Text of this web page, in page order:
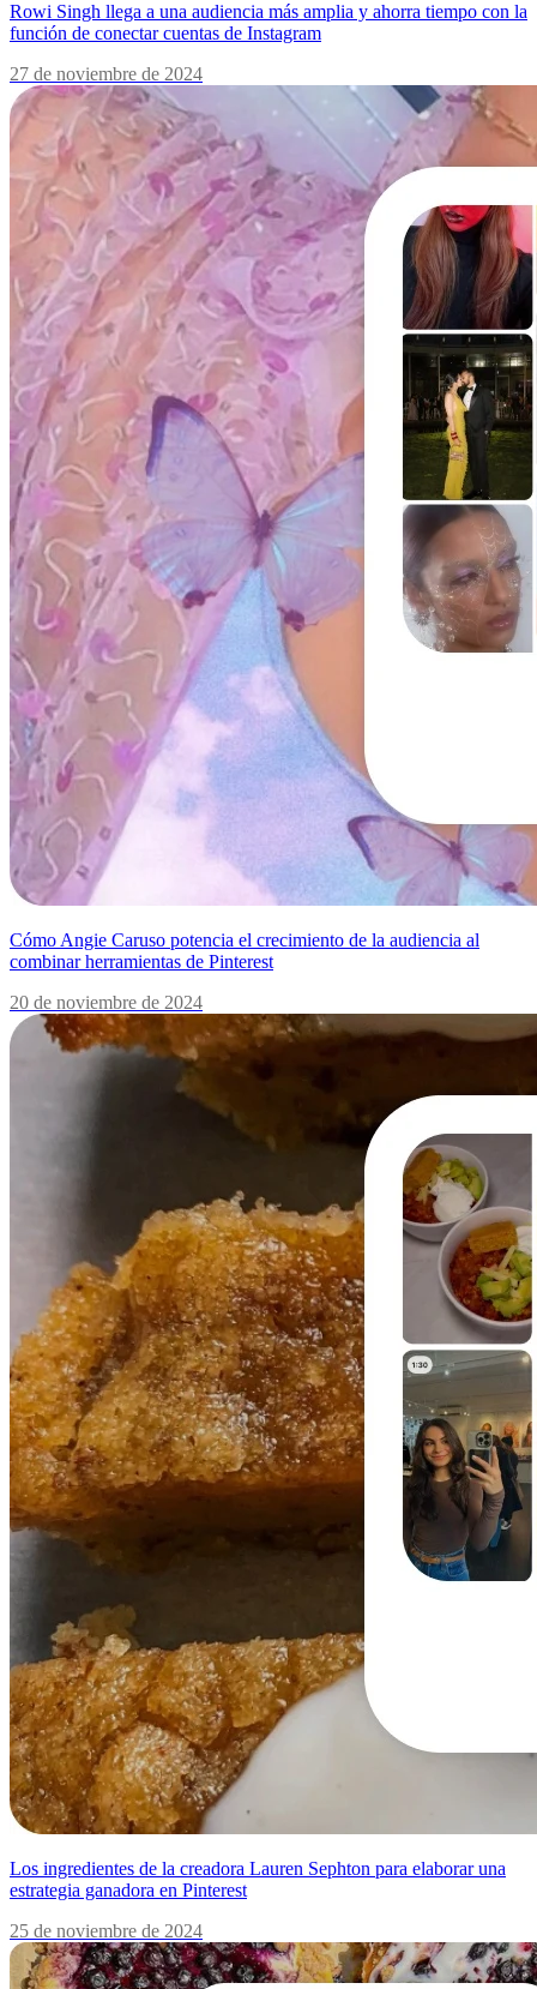
Rowi Singh llega a una audiencia más amplia y ahorra tiempo con la
función de conectar cuentas de Instagram
27 de noviembre de 2024
Cómo Angie Caruso potencia el crecimiento de la audiencia al
combinar herramientas de Pinterest
20 de noviembre de 2024
Los ingredientes de la creadora Lauren Sephton para elaborar una
estrategia ganadora en Pinterest
25 de noviembre de 2024